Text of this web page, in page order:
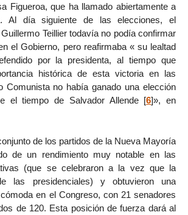
Figueroa, que ha llamado abiertamente a
Al día siguiente de las elecciones, el
Teillier todavía no podía confirmar
el Gobierno, pero reafirmaba « su lealtad
por la presidenta, al tiempo que
histórica de esta victoria en las
Comunista no había ganado una elección
el tiempo de Salvador Allende[6]», en
de los partidos de la Nueva Mayoría
de un rendimiento muy notable en las
(que se celebraron a la vez que la
las presidenciales) y obtuvieron una
en el Congreso, con 21 senadores
de 120. Esta posición de fuerza dará al